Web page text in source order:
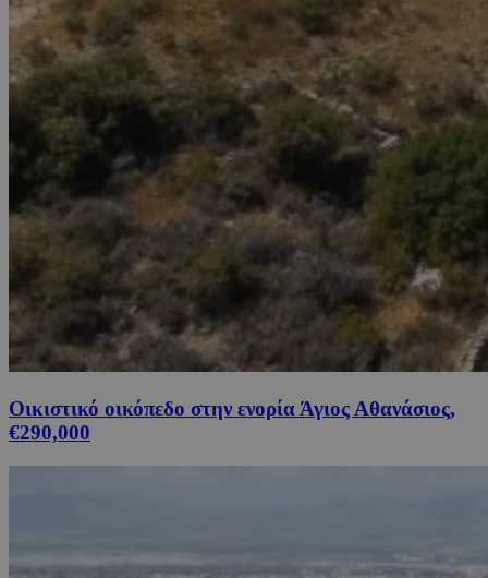
Οικιστικό οικόπεδο στην ενορία Άγιος Αθανάσιος,
€290,000